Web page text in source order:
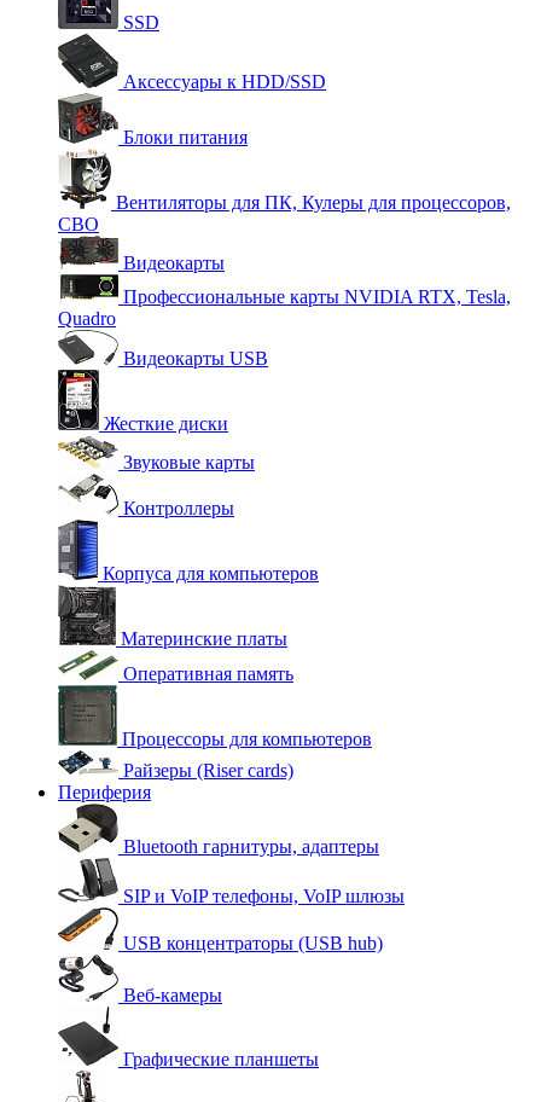
SSD
Аксессуары к HDD/SSD
Блоки питания
Вентиляторы для ПК, Кулеры для процессоров,
СВО
Видеокарты
Профессиональные карты NVIDIA RTX, Tesla,
Quadro
Видеокарты USB
Жесткие диски
Звуковые карты
Контроллеры
Корпуса для компьютеров
Материнские платы
Оперативная память
Процессоры для компьютеров
Райзеры (Riser cards)
Периферия
Bluetooth гарнитуры, адаптеры
SIP и VoIP телефоны, VoIP шлюзы
USB концентраторы (USB hub)
Веб-камеры
Графические планшеты